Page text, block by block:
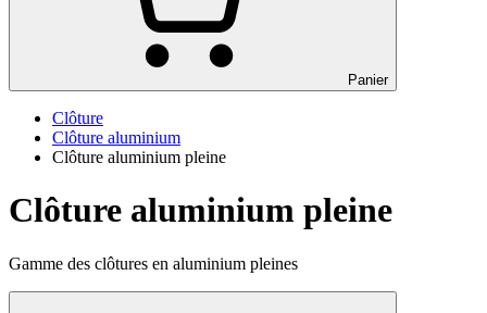
Panier
Clôture
Clôture aluminium
Clôture aluminium pleine
Clôture aluminium pleine
Gamme des clôtures en aluminium pleines